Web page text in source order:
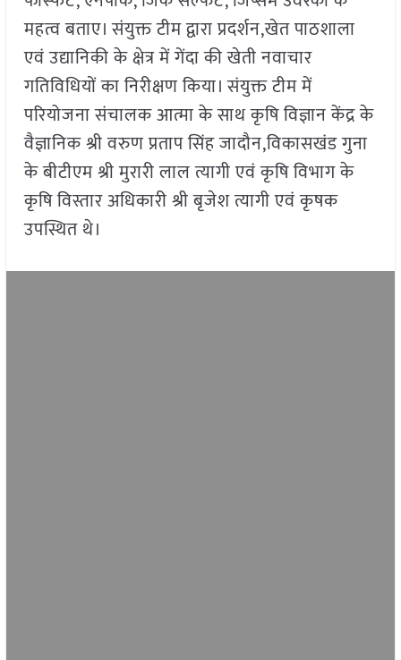
महत्व बताए। संयुक्त टीम द्वारा प्रदर्शन,खेत पाठशाला
एवं उद्यानिकी के क्षेत्र में गेंदा की खेती नवाचार
गतिविधियों का निरीक्षण किया। संयुक्त टीम में
परियोजना संचालक आत्मा के साथ कृषि विज्ञान केंद्र के
वैज्ञानिक श्री वरुण प्रताप सिंह जादौन,विकासखंड गुना
के बीटीएम श्री मुरारी लाल त्यागी एवं कृषि विभाग के
कृषि विस्तार अधिकारी श्री बृजेश त्यागी एवं कृषक
उपस्थित थे।